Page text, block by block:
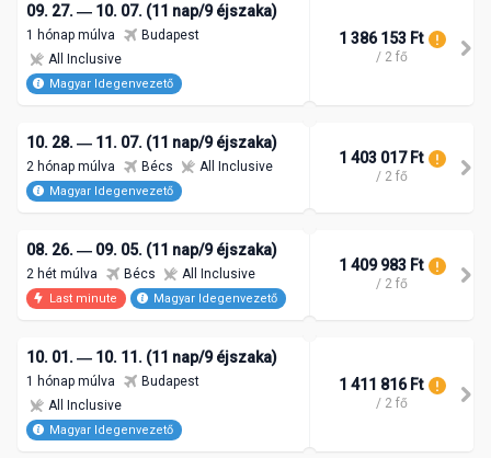
09. 27. ― 10. 07. (11 nap/9 éjszaka)
1 hónap múlva
Budapest
All Inclusive
Magyar Idegenvezető
1 386 153 Ft
/ 2 fő
10. 28. ― 11. 07. (11 nap/9 éjszaka)
2 hónap múlva Bécs All Inclusive
Magyar Idegenvezető
1 403 017 Ft
/ 2 fő
08. 26. ― 09. 05. (11 nap/9 éjszaka)
2 hét múlva Bécs All Inclusive
Last minute Magyar Idegenvezető
1 409 983 Ft
/ 2 fő
10. 01. ― 10. 11. (11 nap/9 éjszaka)
1 hónap múlva
Budapest
All Inclusive
Magyar Idegenvezető
1 411 816 Ft
/ 2 fő